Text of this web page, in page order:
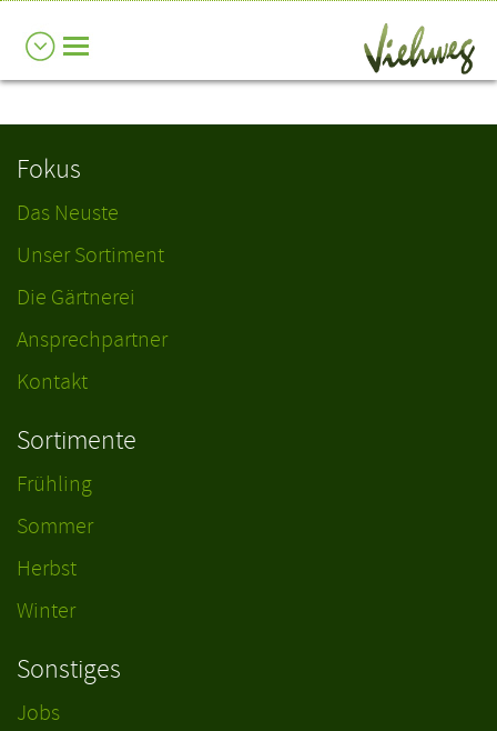
Fokus
Das Neuste
Unser Sortiment
Die Gärtnerei
Ansprechpartner
Kontakt
Sortimente
Frühling
Sommer
Herbst
Winter
Sonstiges
Jobs